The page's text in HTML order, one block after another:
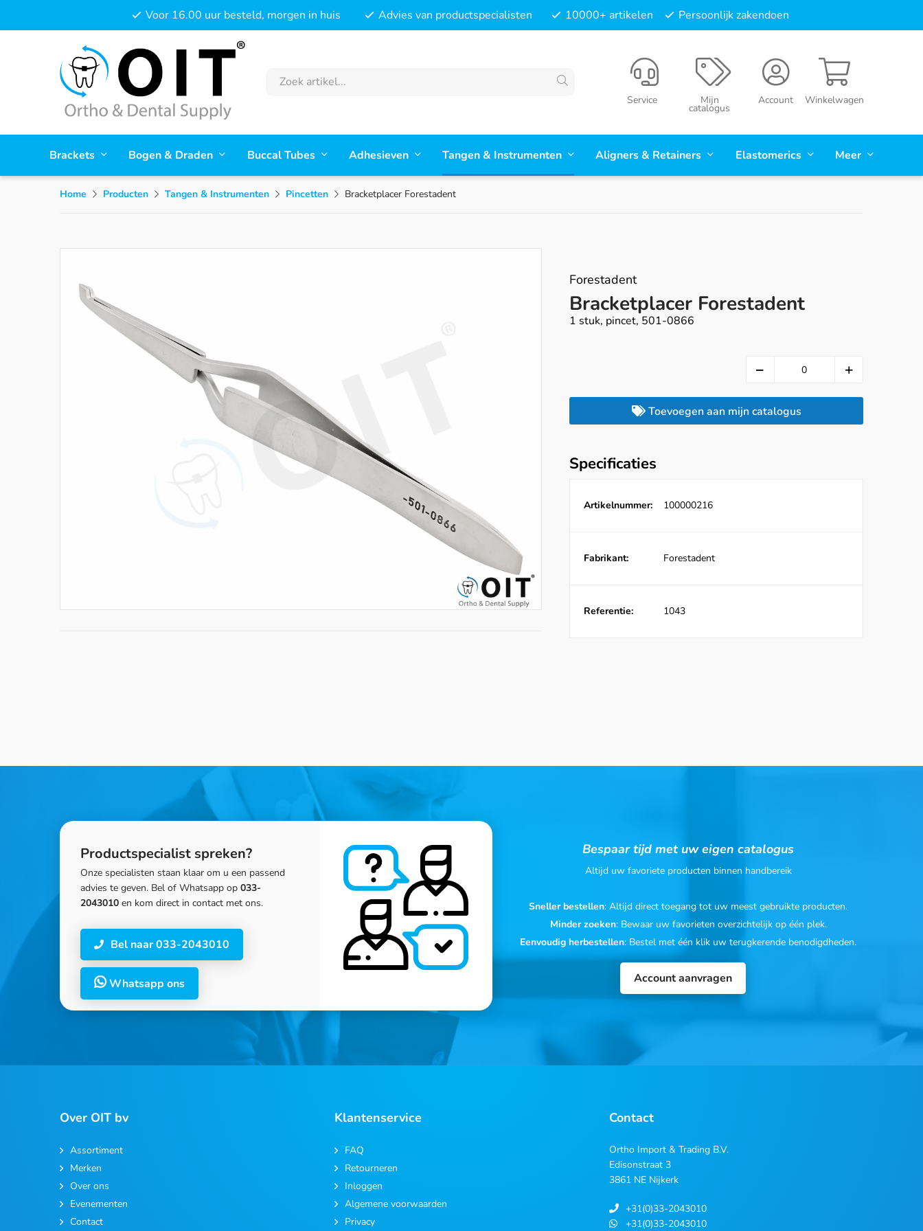
Voor 16.00 uur besteld, morgen in huis Advies van productspecialisten 10000+ artikelen Persoonlijk zakendoen
Winkelwagen
Account
Mijn
catalogus
Service
Brackets Bogen & Draden Buccal Tubes Adhesieven Tangen & Instrumenten Aligners & Retainers Elastomerics Meer
Home Producten Tangen & Instrumenten Pincetten Bracketplacer Forestadent
Forestadent
Bracketplacer Forestadent
1 stuk, pincet, 501-0866
Toevoegen aan mijn catalogus
Specificaties
Artikelnummer: 100000216
Fabrikant: Forestadent
Referentie: 1043
Productspecialist spreken?
Onze specialisten staan klaar om u een passend
advies te geven. Bel of Whatsapp op 033-
2043010 en kom direct in contact met ons.
Bel naar 033-2043010
Whatsapp ons
Bespaar tijd met uw eigen catalogus
Altijd uw favoriete producten binnen handbereik
Sneller bestellen: Altijd direct toegang tot uw meest gebruikte producten.
Minder zoeken: Bewaar uw favorieten overzichtelijk op één plek.
Eenvoudig herbestellen: Bestel met één klik uw terugkerende benodigdheden.
Account aanvragen
Over OIT bv
Assortiment
Merken
Over ons
Evenementen
Contact
Klantenservice
FAQ
Retourneren
Inloggen
Algemene voorwaarden
Privacy
Contact
Ortho Import & Trading B.V.
Edisonstraat 3
3861 NE Nijkerk
+31(0)33-2043010
+31(0)33-2043010